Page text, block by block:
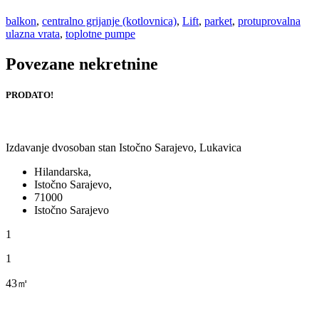
balkon, centralno grijanje (kotlovnica), Lift, parket, protuprovalna
ulazna vrata, toplotne pumpe
Povezane nekretnine
PRODATO!
Izdavanje dvosoban stan Istočno Sarajevo, Lukavica
Hilandarska,
Istočno Sarajevo,
71000
Istočno Sarajevo
1
1
43㎡